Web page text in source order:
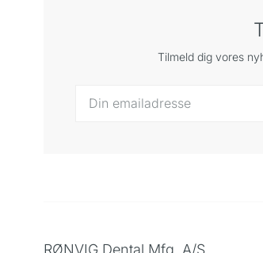
Tilmeld dig vores
RØNVIG Dental Mfg. A/S